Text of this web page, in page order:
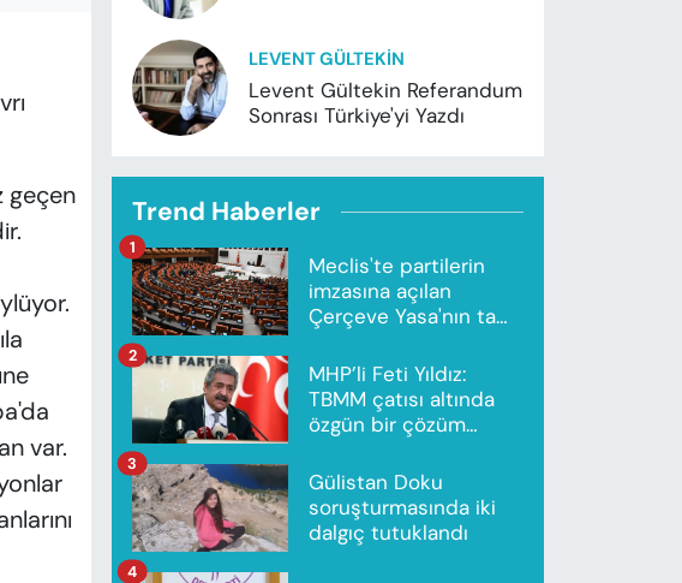
geçen
var.
LEVENT GÜLTEKIN
Levent Gültekin Referandum
Sonrası Türkiye'yi Yazdı
Trend Haberler
Meclis'te partilerin
imzasına açılan
Çerçeve Yasa'nın tam
1
MHP’li Feti Yıldız:
TBMM çatısı altında
özgün bir çözüm
2
Gülistan Doku
soruşturmasında iki
dalgıç tutuklandı
3
4